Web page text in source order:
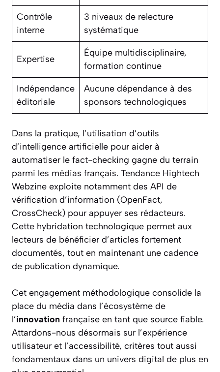
Contrôle
interne
3 niveaux de relecture
systématique
Expertise
Équipe multidisciplinaire,
formation continue
Indépendance
éditoriale
Aucune dépendance à des
sponsors technologiques
Dans la pratique, l’utilisation d’outils
d’intelligence artificielle pour aider à
automatiser le fact-checking gagne du terrain
parmi les médias français. Tendance Hightech
Webzine exploite notamment des API de
vérification d’information (OpenFact,
CrossCheck) pour appuyer ses rédacteurs.
Cette hybridation technologique permet aux
lecteurs de bénéficier d’articles fortement
documentés, tout en maintenant une cadence
de publication dynamique.
Cet engagement méthodologique consolide la
place du média dans l’écosystème de
l’innovation française en tant que source fiable.
Attardons-nous désormais sur l’expérience
utilisateur et l’accessibilité, critères tout aussi
fondamentaux dans un univers digital de plus en